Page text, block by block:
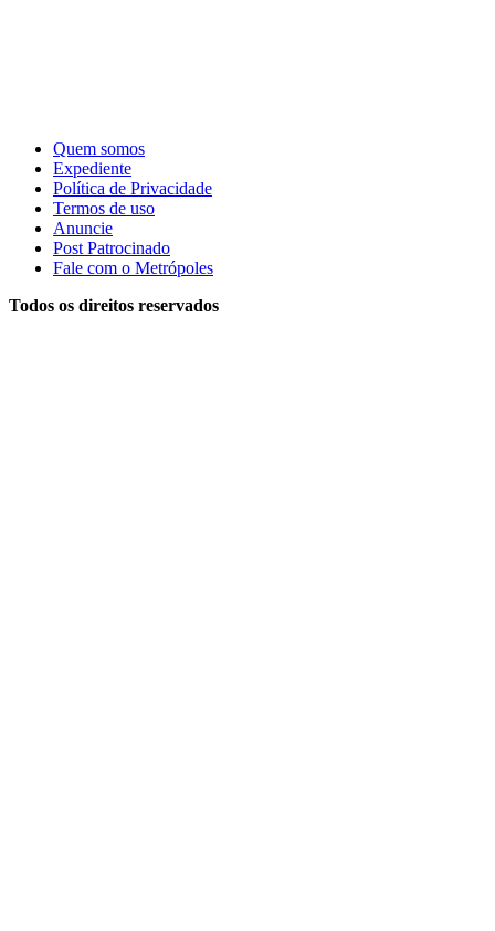
Quem somos
Expediente
Política de Privacidade
Termos de uso
Anuncie
Post Patrocinado
Fale com o Metrópoles
Todos os direitos reservados